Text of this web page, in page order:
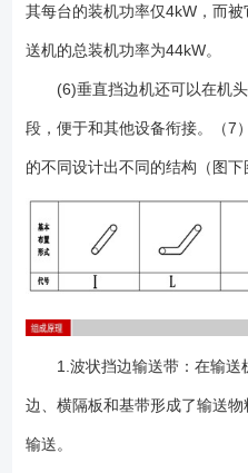
其每台的装机功率仅4kW，而
送机的总装机功率为44kW。
(6)垂直挡边机还可以在机头
段，便于和其他设备衔接。（7
的不同设计出不同的结构（图下
1.波状挡边输送带：在输送
边、横隔板和基带形成了输送
输送。